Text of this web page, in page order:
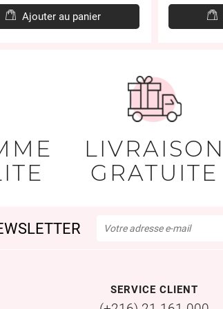
base
Ajouter au panier
LIVRAISON
GRATUITE
SERVICE CLIENT